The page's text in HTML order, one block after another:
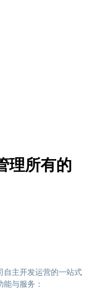
理所有的
自主开发运营的一站式
与服务：